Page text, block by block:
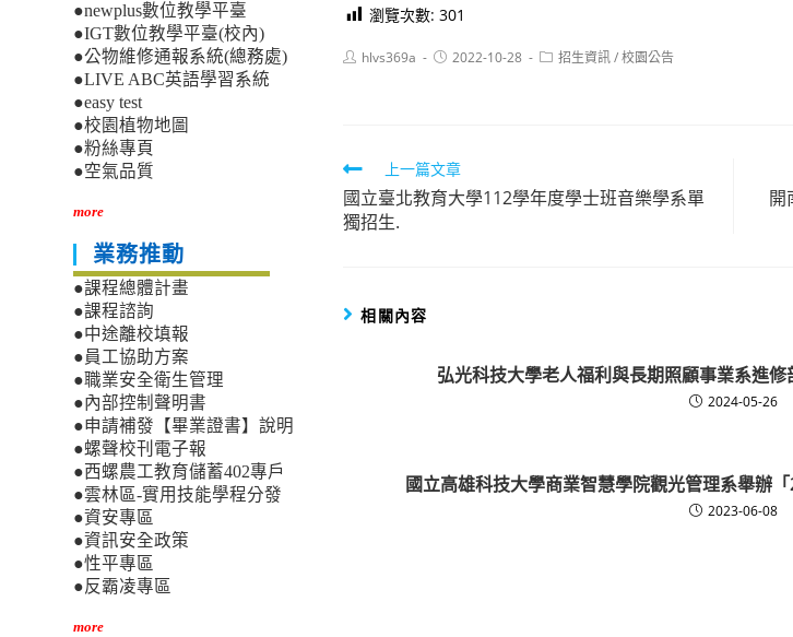
瀏覽次數: 301
Posthlvs369a
Post2022-10-28
Post招生資訊/校園公告
Read
more
articles
上一篇文章
國立臺北教育大學112學年度學士班音樂學系單
獨招生.
開
相關內容
弘光科技大學老人福利與長期照顧事業系進
2024-05-26
國立高雄科技大學商業智慧學院觀光管理系舉辦
2023-06-08
●newplus數位教學平臺
●IGT數位教學平臺(校內)
●公物維修通報系統(總務處)
●LIVE ABC英語學習系統
●easy test
●校園植物地圖
●粉絲專頁
●空氣品質
more
業務推動
●課程總體計畫
●課程諮詢
●中途離校填報
●員工協助方案
●職業安全衛生管理
●內部控制聲明書
●申請補發【畢業證書】說明
●螺聲校刊電子報
●西螺農工教育儲蓄402專戶
●雲林區-實用技能學程分發
●資安專區
●資訊安全政策
●性平專區
●反霸凌專區
more